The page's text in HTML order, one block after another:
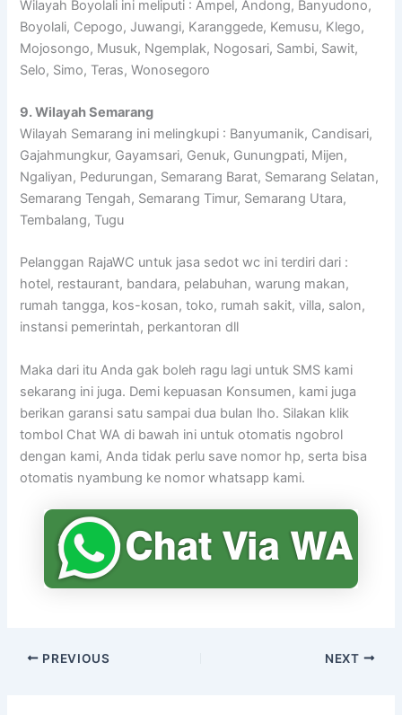
Wilayah Boyolali ini meliputi : Ampel, Andong, Banyudono,
Boyolali, Cepogo, Juwangi, Karanggede, Kemusu, Klego,
Mojosongo, Musuk, Ngemplak, Nogosari, Sambi, Sawit,
Selo, Simo, Teras, Wonosegoro
9. Wilayah Semarang
Wilayah Semarang ini melingkupi : Banyumanik, Candisari,
Gajahmungkur, Gayamsari, Genuk, Gunungpati, Mijen,
Ngaliyan, Pedurungan, Semarang Barat, Semarang Selatan,
Semarang Tengah, Semarang Timur, Semarang Utara,
Tembalang, Tugu
Pelanggan RajaWC untuk jasa sedot wc ini terdiri dari :
hotel, restaurant, bandara, pelabuhan, warung makan,
rumah tangga, kos-kosan, toko, rumah sakit, villa, salon,
instansi pemerintah, perkantoran dll
Maka dari itu Anda gak boleh ragu lagi untuk SMS kami
sekarang ini juga. Demi kepuasan Konsumen, kami juga
berikan garansi satu sampai dua bulan lho. Silakan klik
tombol Chat WA di bawah ini untuk otomatis ngobrol
dengan kami, Anda tidak perlu save nomor hp, serta bisa
otomatis nyambung ke nomor whatsapp kami.
PREVIOUS NEXT